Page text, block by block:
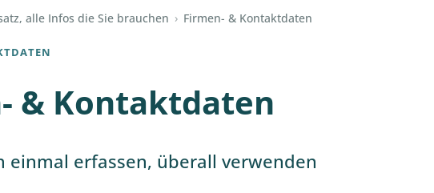
alle Infos die Sie brauchen › Firmen- & Kontaktdaten
& Kontaktdaten
einmal erfassen, überall verwenden